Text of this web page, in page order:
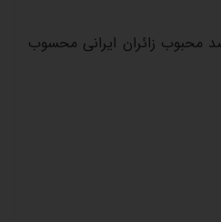
محبوب زائران ایرانی محسوب